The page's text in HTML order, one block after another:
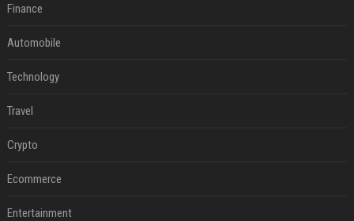
Finance
Automobile
Technology
Travel
Crypto
Ecommerce
Entertainment